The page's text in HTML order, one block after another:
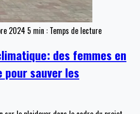
2024 5 min : Temps de lecture
des femmes en
sauver les